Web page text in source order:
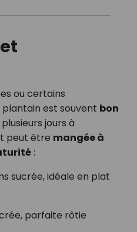
ou certains
est souvent bon
jours à
peut être mangée à
:
sucrée, idéale en plat
parfaite rôtie